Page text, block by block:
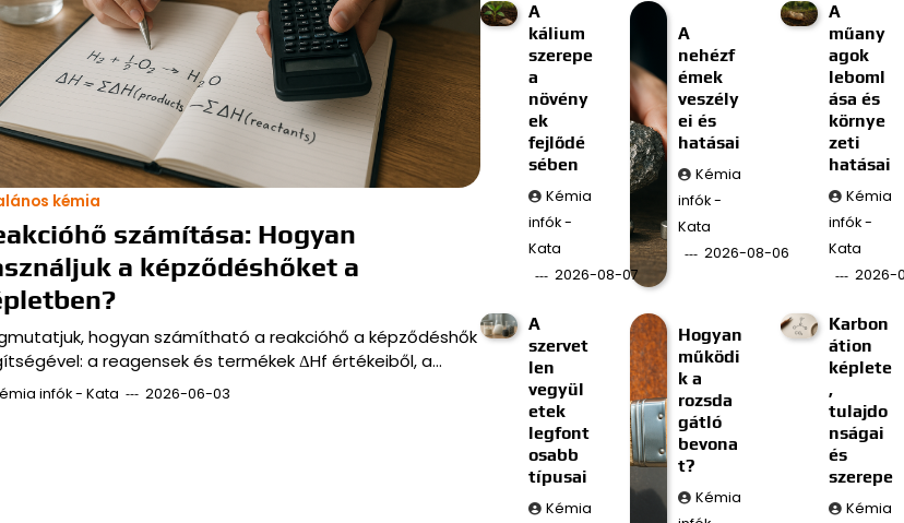
kémia
számítása: Hogyan
a képződéshőket a
hogyan számítható a reakcióhő a képződéshők
a reagensek és termékek ΔHf értékeiből, a…
infók - Kata 2026-06-03
A
kálium
szerepe
a
növény
ek
fejlődé
sében
Kémia
infók -
Kata
2026-08-07
A
nehézf
émek
veszély
ei és
hatásai
Kémia
infók -
Kata
2026-08-06
A
műany
agok
leboml
ása és
környe
zeti
hatásai
Kémia
infók -
Kata
2026-
A
szervet
len
vegyül
etek
legfont
osabb
típusai
Kémia
Hogyan
működi
k a
rozsda
gátló
bevona
t?
Kémia
Karbon
átion
képlete
,
tulajdo
nságai
és
szerepe
Kémia